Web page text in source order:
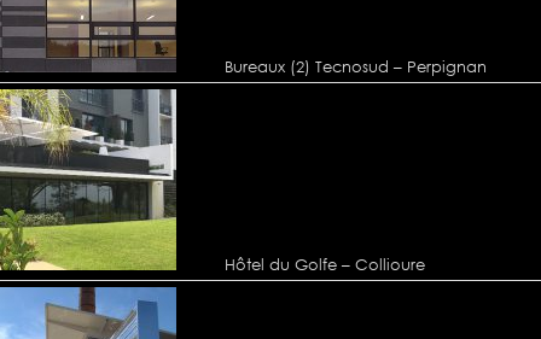
Bureaux (2) Tecnosud – Perpignan
Hôtel du Golfe – Collioure